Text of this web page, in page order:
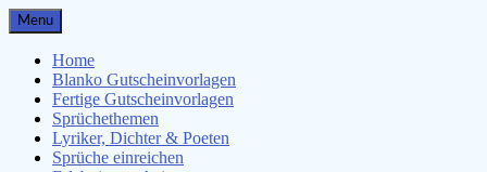
Skip
to
content
Menu
Home
Blanko Gutscheinvorlagen
Fertige Gutscheinvorlagen
Sprüchethemen
Lyriker, Dichter & Poeten
Sprüche einreichen